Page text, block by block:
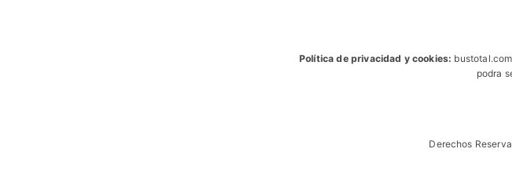
Política de privacidad y cookies:
podra
Derechos